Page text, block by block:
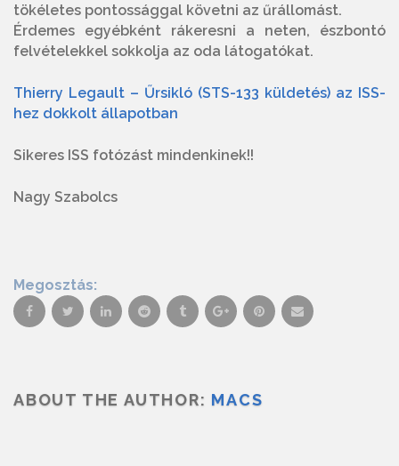
tökéletes pontossággal követni az űrállomást.
Érdemes egyébként rákeresni a neten, észbontó
felvételekkel sokkolja az oda látogatókat.
Thierry Legault – Űrsikló (STS-133 küldetés) az ISS-
hez dokkolt állapotban
Sikeres ISS fotózást mindenkinek!!
Nagy Szabolcs
Megosztás:
ABOUT THE AUTHOR: MACS